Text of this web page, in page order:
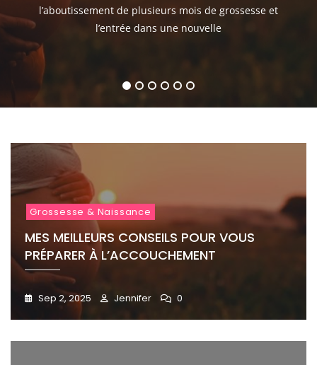
vous
l’aboutissement de plusieurs mois de grossesse et
l’entrée dans une nouvelle
pour
garde
langer
pour
?
1 2 3 4 5 6
Grossesse & Naissance
MES MEILLEURS CONSEILS POUR VOUS
PRÉPARER À L’ACCOUCHEMENT
Sep 2, 2025 Jennifer 0